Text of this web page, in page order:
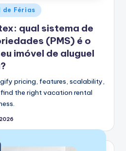
de Férias
qual sistema de
(PMS) é o
imóvel de aluguel
pricing, features, scalability,
the right vacation rental